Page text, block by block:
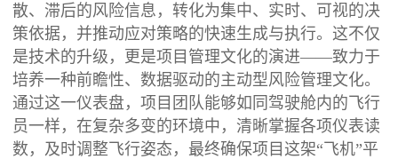
散、滞后的风险信息，转化为集中、实时、可视的决
策依据，并推动应对策略的快速生成与执行。这不仅
是技术的升级，更是项目管理文化的演进——致力于
培养一种前瞻性、数据驱动的主动型风险管理文化。
通过这一仪表盘，项目团队能够如同驾驶舱内的飞行
员一样，在复杂多变的环境中，清晰掌握各项仪表读
数，及时调整飞行姿态，最终确保项目这架“飞机”平